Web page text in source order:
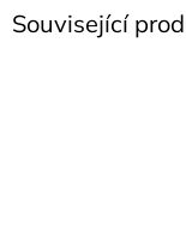
Související